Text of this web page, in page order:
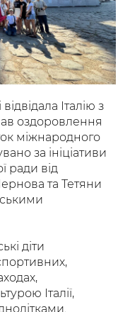
Італію з
оздоровлення
міжнародного
за ініціативи
ради від
та Тетяни
діти
Італії,